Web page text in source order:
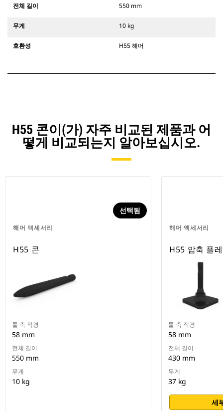
전체 길이 550 mm
무게 10 kg
호환성 H55 해머
H55 콘이(가) 자주 비교된 제품과 어
떻게 비교되는지 알아보십시오.
해머 액세서리
선택됨
H55 콘
툴 축 직경
58 mm
전체 길이
550 mm
무게
10 kg
해머 액세서리
H55 압축 플
툴 축 직경
58 mm
전체 길이
430 mm
무게
37 kg
세